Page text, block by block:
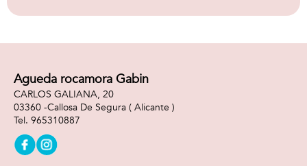
Agueda rocamora Gabin
CARLOS GALIANA, 20
03360 -Callosa De Segura ( Alicante )
965310887